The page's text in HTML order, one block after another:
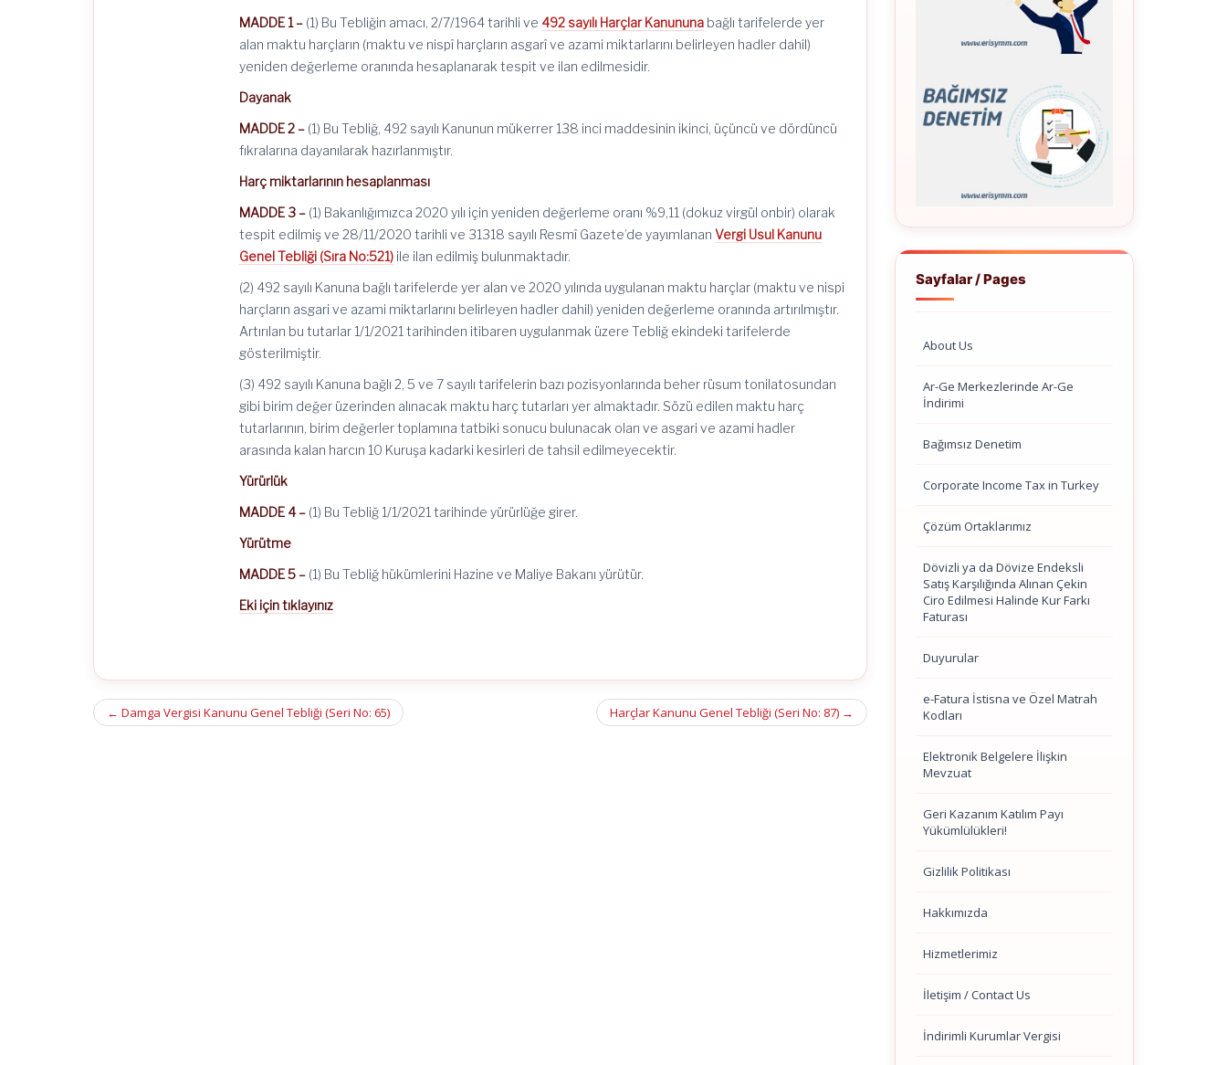
MADDE 1 – (1) Bu Tebliğin amacı, 2/7/1964 tarihli ve 492 sayılı Harçlar Kanununa bağlı tarifelerde yer
alan maktu harçların (maktu ve nispî harçların asgarî ve azami miktarlarını belirleyen hadler dahil)
yeniden değerleme oranında hesaplanarak tespit ve ilan edilmesidir.
Dayanak
MADDE 2 – (1) Bu Tebliğ, 492 sayılı Kanunun mükerrer 138 inci maddesinin ikinci, üçüncü ve dördüncü
fıkralarına dayanılarak hazırlanmıştır.
Harç miktarlarının hesaplanması
MADDE 3 – (1) Bakanlığımızca 2020 yılı için yeniden değerleme oranı %9,11 (dokuz virgül onbir) olarak
tespit edilmiş ve 28/11/2020 tarihli ve 31318 sayılı Resmî Gazete’de yayımlananVergi Usul Kanunu
Genel Tebliği (Sıra No:521) ile ilan edilmiş bulunmaktadır.
(2) 492 sayılı Kanuna bağlı tarifelerde yer alan ve 2020 yılında uygulanan maktu harçlar (maktu ve nispi
harçların asgari ve azami miktarlarını belirleyen hadler dahil) yeniden değerleme oranında artırılmıştır.
Artırılan bu tutarlar 1/1/2021 tarihinden itibaren uygulanmak üzere Tebliğ ekindeki tarifelerde
gösterilmiştir.
(3) 492 sayılı Kanuna bağlı 2, 5 ve 7 sayılı tarifelerin bazı pozisyonlarında beher rüsum tonilatosundan
gibi birim değer üzerinden alınacak maktu harç tutarları yer almaktadır. Sözü edilen maktu harç
tutarlarının, birim değerler toplamına tatbiki sonucu bulunacak olan ve asgari ve azami hadler
arasında kalan harcın 10 Kuruşa kadarki kesirleri de tahsil edilmeyecektir.
Yürürlük
MADDE 4 – (1) Bu Tebliğ 1/1/2021 tarihinde yürürlüğe girer.
Yürütme
MADDE 5 – (1) Bu Tebliğ hükümlerini Hazine ve Maliye Bakanı yürütür.
Eki için tıklayınız
Post
← Damga Vergisi Kanunu Genel Tebliği (Seri No: 65) Harçlar Kanunu Genel Tebliği (Seri No: 87) →
Sayfalar / Pages
About Us
Ar-Ge Merkezlerinde Ar-Ge
İndirimi
Bağımsız Denetim
Corporate Income Tax in Turkey
Çözüm Ortaklarımız
Dövizli ya da Dövize Endeksli
Satış Karşılığında Alınan Çekin
Ciro Edilmesi Halinde Kur Farkı
Faturası
Duyurular
e-Fatura İstisna ve Özel Matrah
Kodları
Elektronik Belgelere İlişkin
Mevzuat
Geri Kazanım Katılım Payı
Yükümlülükleri!
Gizlilik Politikası
Hakkımızda
Hizmetlerimiz
İletişim / Contact Us
İndirimli Kurumlar Vergisi